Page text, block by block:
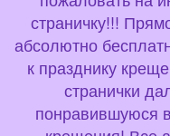
страничку!!!
абсолютно
к празднику
странички
понравившуюся